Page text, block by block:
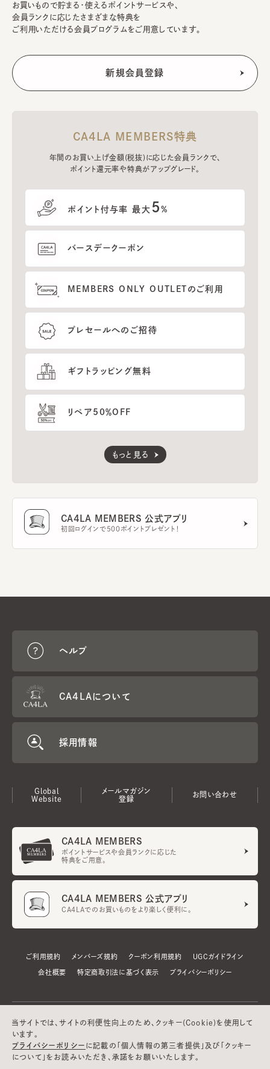
お買いもので貯まる・使えるポイントサービスや、
会員ランクに応じたさまざまな特典を
ご利用いただける会員プログラムをご用意しています。
CA4LA MEMBERS特典
年間のお買い上げ金額(税抜)に応じた会員ランクで、
ポイント還元率や特典がアップグレード。
ポイント付与率 最大 5%
バースデークーポン
MEMBERS ONLY OUTLETのご利用
プレセールへのご招待
ギフトラッピング無料
リペア50％OFF
もっと見る
CA4LA MEMBERS 公式アプリ
初回ログインで500ポイントプレゼント！
ヘルプ
CA4LAについて
採用情報
Global
Website
メールマガジン
登録
お問い合わせ
CA4LA MEMBERS
ポイントサービスや会員ランクに応じた
特典をご用意。
CA4LA MEMBERS 公式アプリ
CA4LAでのお買いものをより楽しく便利に。
ご利用規約 メンバーズ規約 クーポン利用規約 UGCガイドライン
会社概要 特定商取引法に基づく表示 プライバシーポリシー
当サイトでは、サイトの利便性向上のため、クッキー(Cookie)を使用して
います。
プライバシーポリシー に記載の「個人情報の第三者提供」及び「クッキー
について」をお読みいただき、承諾をお願いいたします。